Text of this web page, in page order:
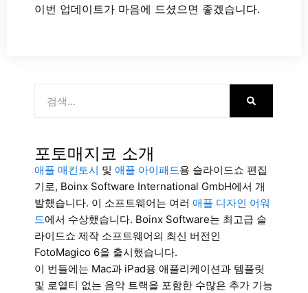
이번 업데이트가 마음에 드셨으면 좋겠습니다.
포토매지코 소개
애플 매킨토시 및 애플 아이패드용 슬라이드쇼 편집
기로, Boinx Software International GmbH에서 개
발했습니다. 이 소프트웨어는 여러 애플 디자인 어워
드에서 수상했습니다. Boinx Software는 최고급 슬
라이드쇼 제작 소프트웨어의 최신 버전인
FotoMagico 6을 출시했습니다.
이 번들에는 Mac과 iPad용 애플리케이션과 템플릿
및 로열티 없는 음악 트랙을 포함한 수많은 추가 기능